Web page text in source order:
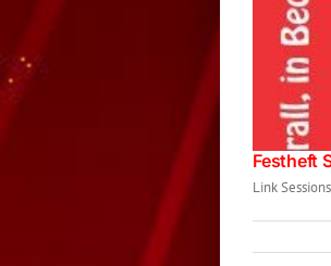
Festheft
Link